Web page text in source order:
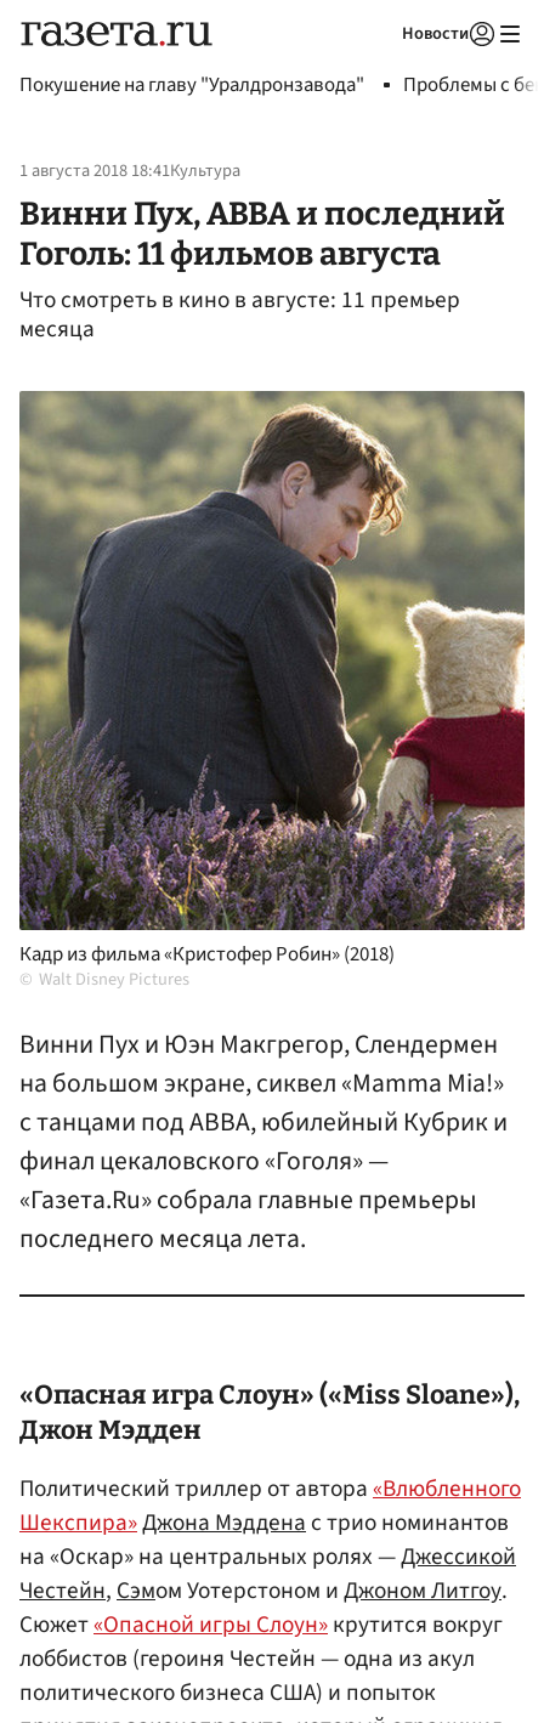
Новости
Покушение на главу "Уралдронзавода" Проблемы с
1 августа 2018 18:41Культура
Винни Пух, ABBA и последний
Гоголь: 11 фильмов августа
Что смотреть в кино в августе: 11 премьер
месяца
Кадр из фильма «Кристофер Робин» (2018)
Walt Disney Pictures
Винни Пух и Юэн Макгрегор, Слендермен
на большом экране, сиквел «Mamma Mia!»
с танцами под ABBA, юбилейный Кубрик и
финал цекаловского «Гоголя» —
«Газета.Ru» собрала главные премьеры
последнего месяца лета.
«Опасная игра Слоун» («Miss Sloane»),
Джон Мэдден
Политический триллер от автора«Влюбленного
Шекспира»Джона Мэдденас трио номинантов
на «Оскар» на центральных ролях —Джессикой
Честейн,Сэмом Уотерстоном иДжоном Литгоу.
Сюжет«Опасной игры Слоун»крутится вокруг
лоббистов (героиня Честейн — одна из акул
политического бизнеса США) и попыток